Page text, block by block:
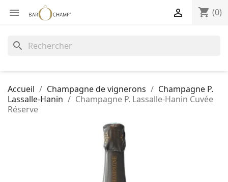
 shopping_cart (0)

search
Accueil Champagne de vignerons
Champagne P.
Lassalle-Hanin
Champagne P. Lassalle-Hanin Cuvée
Réserve